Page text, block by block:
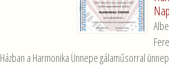
Házban a Harmonika Ünnepe gálaműsorral